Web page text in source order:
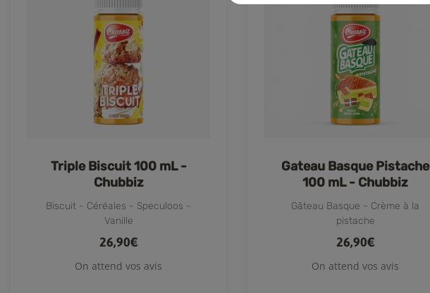
Triple Biscuit 100 mL -
Chubbiz
Biscuit - Céréales - Speculoos -
Vanille
26,90€
On attend vos avis
Gateau Basque Pistache
100 mL - Chubbiz
Gâteau Basque - Crème à la
pistache
26,90€
On attend vos avis